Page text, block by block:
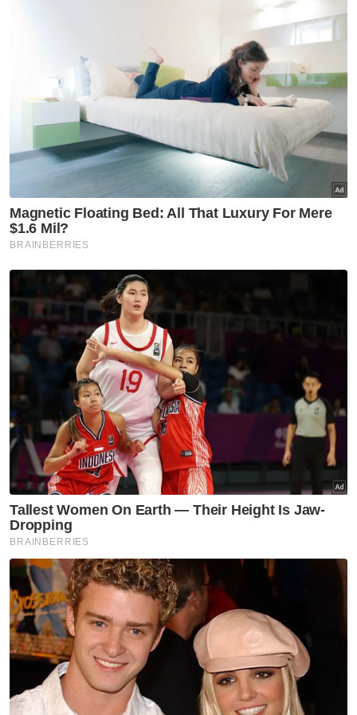
Mahkamah Agung India kemudiannya
membenarkan pembinaan sebuah kuil Hindu
di lokasi tersebut selepas proses
perundangan yang berlarutan selama
beberapa dekad.
Kontroversi terbaharu ini dijangka menambah
kebimbangan dalam kalangan masyarakat
Islam mengenai masa depan beberapa tapak
warisan Islam di India yang semakin kerap
menjadi subjek tuntutan dan pertikaian
berkaitan sejarah serta agama.- Agensi
Artikel Berkaitan:
Pelancong India diarah keluar resort selepas
didakwa langgar peraturan
Hajiji sangkal dakwaan wujud 'Blok Borneo'
Polis buru lelaki berkelakuan tidak senonoh dalam
masjid
Muat turun aplikasi Sinar Harian.Klik di sini!